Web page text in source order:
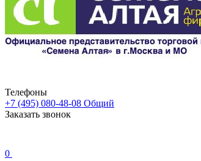
Телефоны
+7 (495) 080-48-08 Общий
Заказать звонок
0